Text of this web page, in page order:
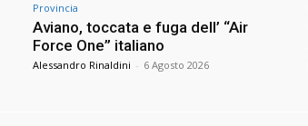
Provincia
Aviano, toccata e fuga dell’ “Air
Force One” italiano
Alessandro Rinaldini - 6 Agosto 2026